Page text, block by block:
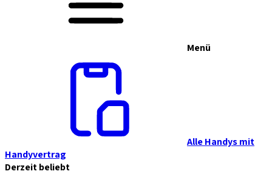
Menü
Alle Handys mit
Handyvertrag
Derzeit beliebt